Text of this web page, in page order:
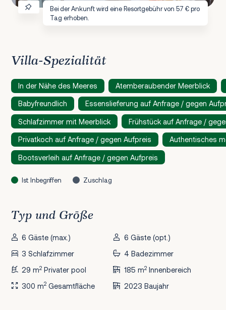
Bei der Ankunft wird eine Resortgebühr von 57 € pro
Tag erhoben.
Villa-Spezialität
In der Nähe des Meeres Atemberaubender Meerblick
Babyfreundlich Essenslieferung auf Anfrage / gegen
Schlafzimmer mit Meerblick Frühstück auf Anfrage /
Privatkoch auf Anfrage / gegen Aufpreis Authentisches
Bootsverleih auf Anfrage / gegen Aufpreis
Ist Inbegriffen Zuschlag
Typ und Größe
6 Gäste (max.)
6 Gäste (opt.)
3 Schlafzimmer
4 Badezimmer
29 m2 Privater pool 185 m2Innenbereich
300 m2 Gesamtfläche 2023 Baujahr